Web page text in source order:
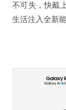
不可失，快戴
生活注入全新